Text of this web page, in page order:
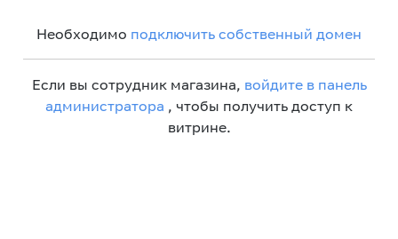
Необходимо подключить собственный домен
Если вы сотрудник магазина, войдите в панель
администратора , чтобы получить доступ к
витрине.